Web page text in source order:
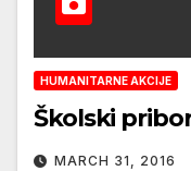
HUMANITARNE AKCIJE
Školski
MARCH 31, 2016